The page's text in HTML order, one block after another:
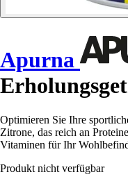
Apurna
Optimieren Sie Ihre
Zitrone, das reich an
Vitaminen für Ihr
Produkt nicht verfügbar